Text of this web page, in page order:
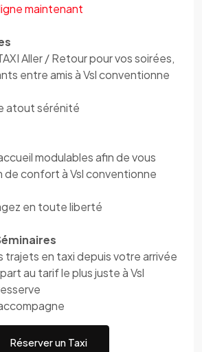
maintenant
Aller / Retour pour vos soirées,
entre amis à Vsl conventionne
atout sérénité
modulables afin de vous
de confort à Vsl conventionne
en toute liberté
trajets en taxi depuis votre arrivée
au tarif le plus juste à Vsl
Réserver un Taxi